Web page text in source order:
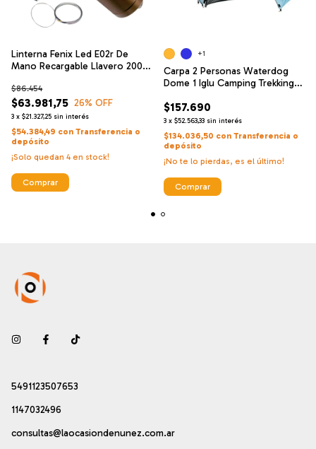
Linterna Fenix Led E02r De
Mano Recargable Llavero 200l
$63.981,75
$86.454
26% OFF
3 x $21.327,25 sin interés
$54.384,49 con Transferencia o
depósito
¡Solo quedan 4en stock!
Comprar
Carpa 2 Personas Waterdog
Dome 1 Iglu Camping Trekking
$157.690
3 x $52.563,33 sin interés
$134.036,50 con Transferencia o
depósito
¡No te lo pierdas, es el último!
+1
Comprar
5491123507653
1147032496
consultas@laocasiondenunez.com.ar